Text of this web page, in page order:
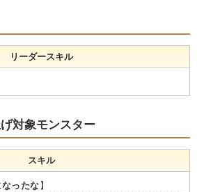
リーダースキル
対象モンスター
スキル
ったな 】